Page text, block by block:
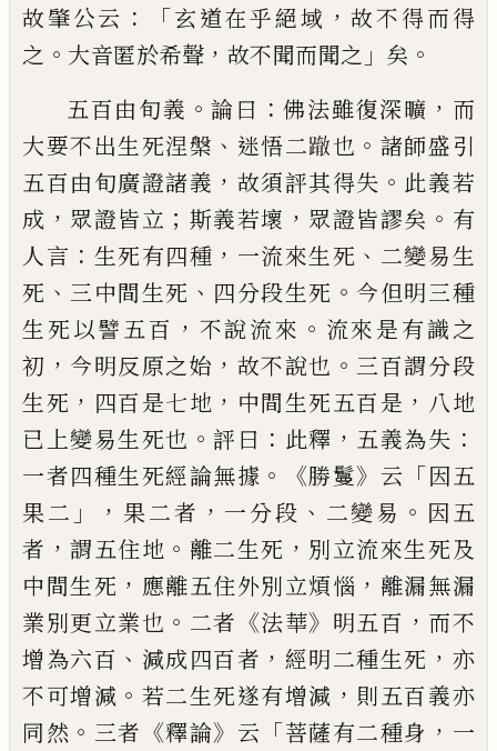
故肇公云 ：「玄道在乎絕域 ，故不得而得
之 。 大音匿於希聲 ， 故不聞而聞之 」 矣 。
五百由旬義 。論曰 ：佛法雖復深曠 ， 而
大要不出生死涅槃 、 迷悟二𨅊也 。 諸師盛引
五百由旬廣證諸義 ， 故須評其得失 。 此義若
成 ， 眾證皆立 ； 斯義若壞 ， 眾證皆謬矣 。 有
人言 ： 生死有四種 ， 一流來生死 、 二變易生
死 、 三中間生死 、 四分段生死 。 今但明三種
生死以譬五百 ， 不說流來 。 流來是有識之
初 ， 今明反原之始 ， 故不說也 。 三百謂分段
生死 ， 四百是七地 ， 中間生死五百是 ， 八地
已上變易生死也 。評曰 ： 此釋 ， 五義為失 ：
一者四種生死經論無據 。《勝鬘》 云 「因五
果二 」， 果二者 ， 一分段 、 二變易 。 因五
者 ，謂五住地 。 離二生死 ， 別立流來生死及
中間生死 ， 應離五住外別立煩惱 ， 離漏無漏
業別更立業也 。 二者 《法華》 明五百 ， 而不
增為六百 、 減成四百者 ， 經明二種生死 ， 亦
不可增減 。 若二生死遂有增減 ， 則五百義亦
同然 。 三者 《釋論》 云 「菩薩有二種身 ， 一